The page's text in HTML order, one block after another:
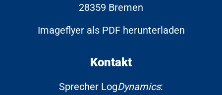
28359 Bremen
Imageflyer als PDF herunterladen
Kontakt
Sprecher LogDynamics: